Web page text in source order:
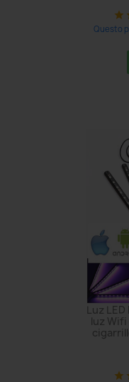
star
Questo
Luz
luz
star